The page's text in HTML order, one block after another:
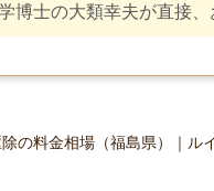
博士の大類幸夫が直接、
の料金相場（福島県）｜ル